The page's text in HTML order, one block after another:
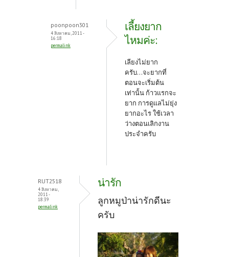
poonpoon301
4 สิงหาคม, 2011 -
16:18
permalink
เลี้ยงยาก
ไหมค่ะ:
เลียงไม่ยาก
ครับ...จะยากที่
ตอนจะเริ่มต้น
เท่านั้น ก้าวแรกจะ
ยาก การดูแลไม่ยุ่ง
ยากอะไร ใช้เวลา
ว่างตอนเลิกงาน
ประจำครับ
RUT2518
4 สิงหาคม,
2011 -
18:39
permalink
น่ารัก
ลูกหมูป่าน่ารักดีนะ
ครับ